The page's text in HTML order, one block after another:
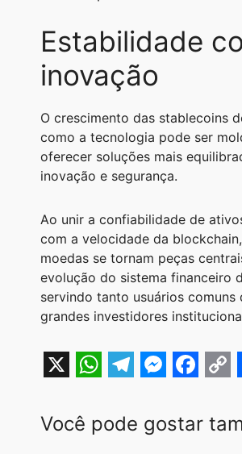
Estabilidade
inovação
O crescimento das stablecoins
como a tecnologia pode ser
oferecer soluções mais
inovação e segurança.
Ao unir a confiabilidade de
com a velocidade da
moedas se tornam peças
evolução do sistema financeiro
servindo tanto usuários comuns
grandes investidores
h
a
e
l
e
s
a
c
o
p
Você pode gostar